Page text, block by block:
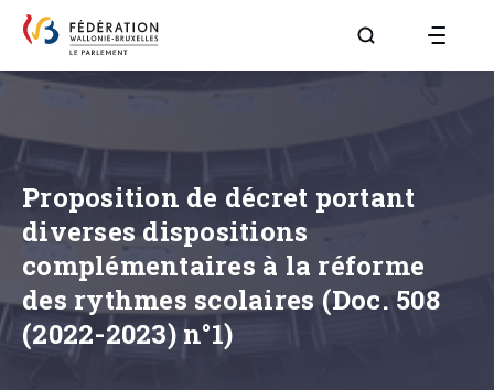
Aller à la page
Proposition de décret portant
diverses dispositions
complémentaires à la réforme
des rythmes scolaires (Doc. 508
(2022-2023) n°1)